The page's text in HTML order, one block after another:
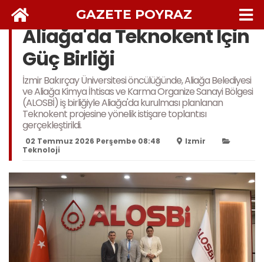
GAZETE POYRAZ
Aliağa'da Teknokent İçin
Güç Birliği
İzmir Bakırçay Üniversitesi öncülüğünde, Aliağa Belediyesi
ve Aliağa Kimya İhtisas ve Karma Organize Sanayi Bölgesi
(ALOSBİ) iş birliğiyle Aliağa'da kurulması planlanan
Teknokent projesine yönelik istişare toplantısı
gerçekleştirildi.
02 Temmuz 2026 Perşembe 08:48
Izmir
Teknoloji